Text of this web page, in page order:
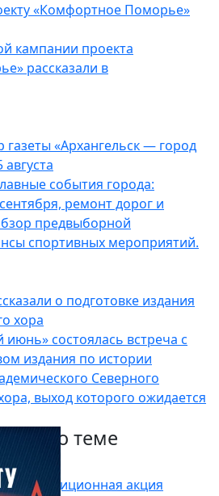
«Комфортное Поморье»
кампании проекта
рассказали в
«Архангельск — город
события города:
ремонт дорог и
предвыборной
спортивных мероприятий.
о подготовке издания
хора
состоялась встреча с
издания по истории
Северного
выход которого ожидается
по теме
традиционная акция